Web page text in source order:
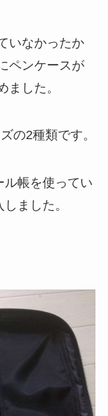
いなかったか
ペンケースが
ました。
の2種類です。
ル帳を使ってい
ました。